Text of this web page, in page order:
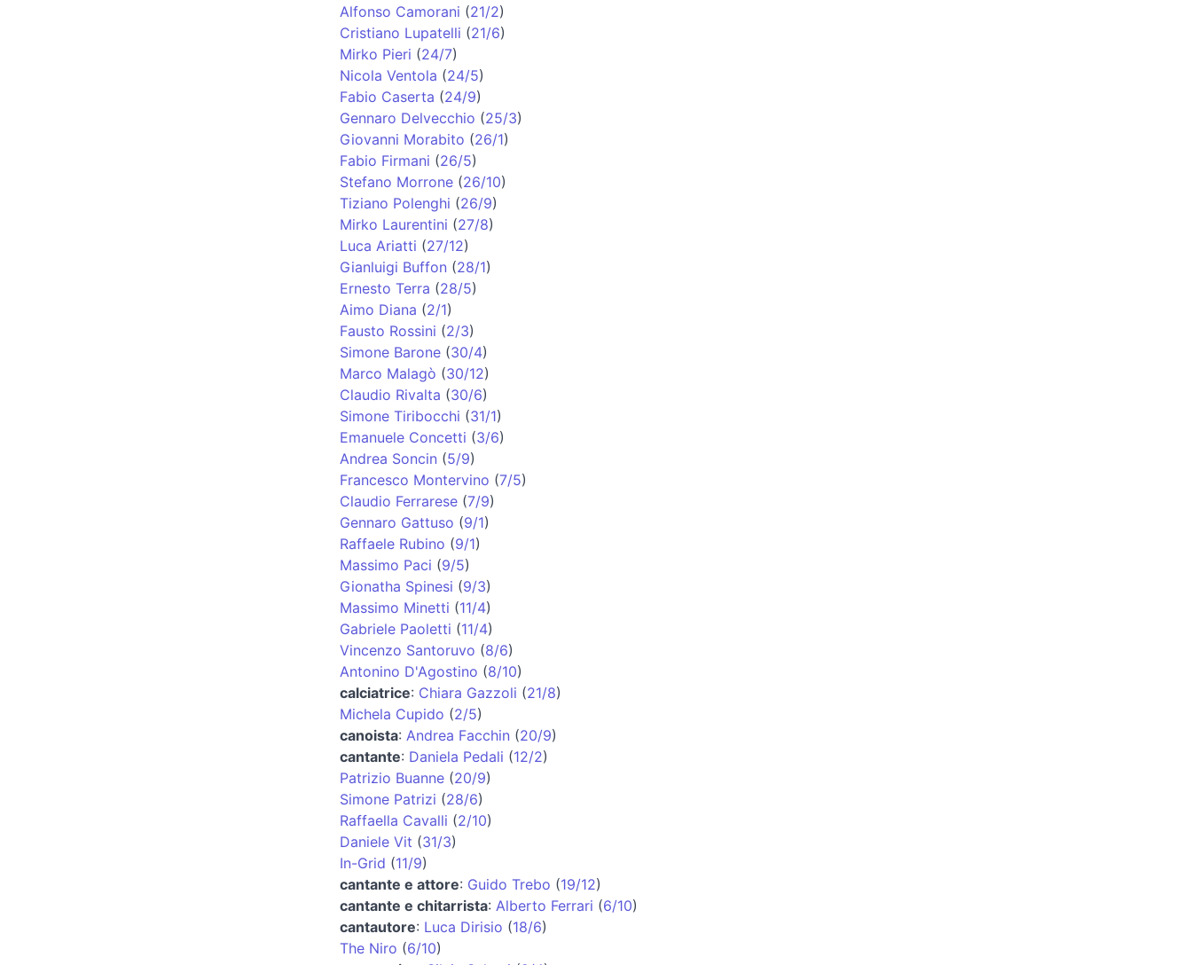
Alfonso Camorani (21/2)
Cristiano Lupatelli (21/6)
Mirko Pieri (24/7)
Nicola Ventola (24/5)
Fabio Caserta (24/9)
Gennaro Delvecchio (25/3)
Giovanni Morabito (26/1)
Fabio Firmani (26/5)
Stefano Morrone(26/10)
Tiziano Polenghi (26/9)
Mirko Laurentini (27/8)
Luca Ariatti (27/12)
Gianluigi Buffon (28/1)
Ernesto Terra (28/5)
Aimo Diana (2/1)
Fausto Rossini (2/3)
Simone Barone(30/4)
Marco Malagò (30/12)
Claudio Rivalta (30/6)
Simone Tiribocchi (31/1)
Emanuele Concetti (3/6)
Andrea Soncin (5/9)
Francesco Montervino (7/5)
Claudio Ferrarese(7/9)
Gennaro Gattuso (9/1)
Raffaele Rubino (9/1)
Massimo Paci (9/5)
Gionatha Spinesi (9/3)
Massimo Minetti (11/4)
Gabriele Paoletti (11/4)
Vincenzo Santoruvo (8/6)
Antonino D'Agostino (8/10)
calciatrice: Chiara Gazzoli (21/8)
Michela Cupido (2/5)
canoista: Andrea Facchin (20/9)
cantante: Daniela Pedali (12/2)
Patrizio Buanne(20/9)
Simone Patrizi (28/6)
Raffaella Cavalli (2/10)
Daniele Vit (31/3)
In-Grid (11/9)
cantante e attore: Guido Trebo (19/12)
cantante e chitarrista: Alberto Ferrari (6/10)
cantautore: Luca Dirisio (18/6)
The Niro (6/10)